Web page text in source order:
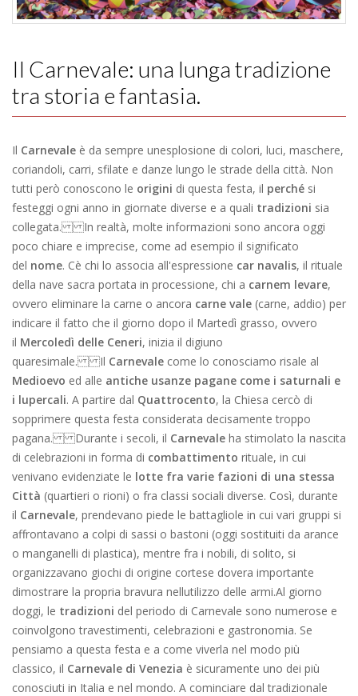
Il Carnevale: una lunga tradizione
tra storia e fantasia.
Il Carnevale è da sempre unesplosione di colori, luci, maschere,
coriandoli, carri, sfilate e danze lungo le strade della città. Non
tutti però conoscono le origini di questa festa, il perché si
festeggi ogni anno in giornate diverse e a quali tradizioni sia
collegata. In realtà, molte informazioni sono ancora oggi
poco chiare e imprecise, come ad esempio il significato
del nome. Cè chi lo associa all'espressione  car navalis, il rituale
della nave sacra portata in processione, chi a  carnem levare,
ovvero eliminare la carne o ancora  carne vale  (carne, addio) per
indicare il fatto che il giorno dopo il Martedì grasso, ovvero
il Mercoledì delle Ceneri, inizia il digiuno
quaresimale. Il Carnevale come lo conosciamo risale al
Medioevo ed alle antiche usanze pagane come i saturnali e
i lupercali. A partire dal Quattrocento, la Chiesa cercò di
sopprimere questa festa considerata decisamente troppo
pagana. Durante i secoli, il Carnevale ha stimolato la nascita
di celebrazioni in forma di combattimento rituale, in cui
venivano evidenziate le lotte fra varie fazioni di una stessa
Città (quartieri o rioni) o fra classi sociali diverse. Così, durante
il Carnevale, prendevano piede le battagliole in cui vari gruppi si
affrontavano a colpi di sassi o bastoni (oggi sostituiti da arance
o manganelli di plastica), mentre fra i nobili, di solito, si
organizzavano giochi di origine cortese dovera importante
dimostrare la propria bravura nellutilizzo delle armi. Al giorno
doggi, le tradizioni del periodo di Carnevale sono numerose e
coinvolgono travestimenti, celebrazioni e gastronomia. Se
pensiamo a questa festa e a come viverla nel modo più
classico, il Carnevale di Venezia è sicuramente uno dei più
conosciuti in Italia e nel mondo. A cominciare dal tradizionale